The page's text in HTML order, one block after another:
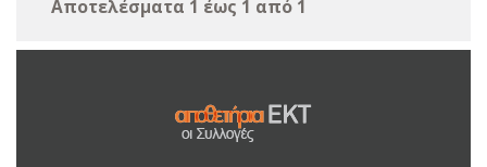
Αποτελέσματα 1 έως 1 από 1